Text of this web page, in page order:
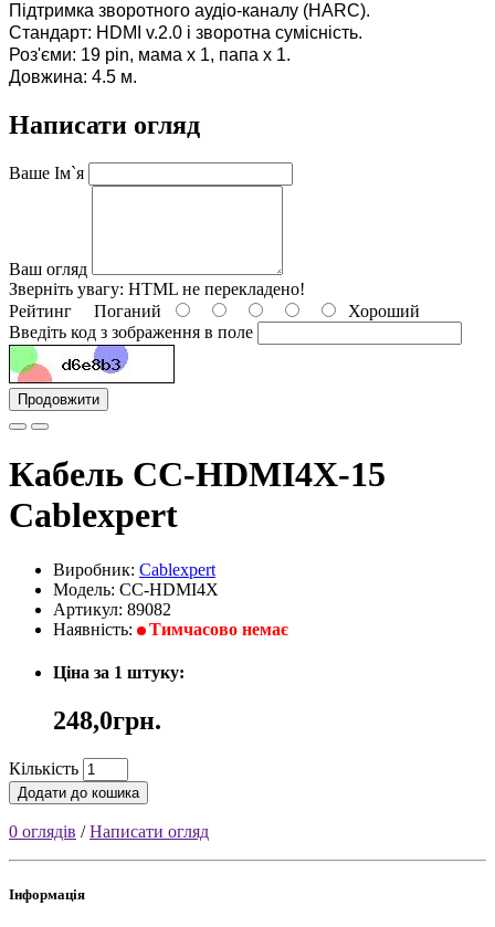
Підтримка зворотного аудіо-каналу (HARC).
Стандарт: HDMI v.2.0 і зворотна сумісність.
Роз'єми: 19 pin, мама x 1, папа x 1.
Довжина: 4.5 м.
Написати огляд
Ваше Ім`я
Ваш огляд
Зверніть увагу: HTML не перекладено!
Рейтинг Поганий
Хороший
Введіть код з зображення в поле
Продовжити
Кабель CC-HDMI4X-15
Cablexpert
Виробник: Cablexpert
Модель: CC-HDMI4X
Артикул: 89082
Наявність:
Тимчасово немає
Ціна за 1 штуку:
248,0грн.
Кількість
Додати до кошика
0 оглядів /Написати огляд
Інформація